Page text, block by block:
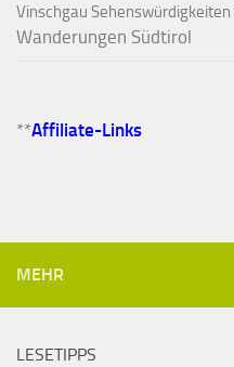
Vinschgau Sehenswürdigkeiten
Wanderungen Südtirol
**Affiliate-Links
MEHR
LESETIPPS